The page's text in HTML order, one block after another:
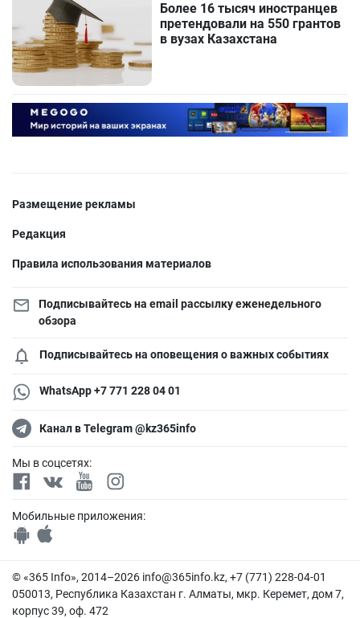
Более 16 тысяч иностранцев
претендовали на 550 грантов
в вузах Казахстана
Размещение рекламы
Редакция
Правила использования материалов
Подписывайтесь на email рассылку еженедельного
обзора
Подписывайтесь на оповещения о важных событиях
WhatsApp +7 771 228 04 01
Канал в Telegram @kz365info
Мы в соцсетях:
Мобильные приложения:
© «365 Info», 2014–2026 info@365info.kz, +7 (771) 228-04-01
050013, Республика Казахстан г. Алматы, мкр. Керемет, дом 7,
корпус 39, оф. 472